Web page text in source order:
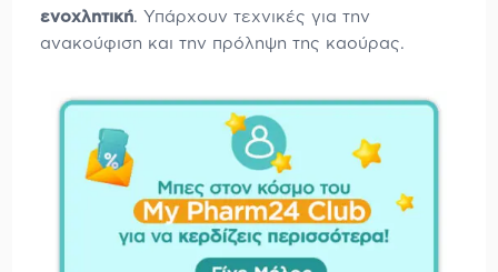
ενοχλητική. Υπάρχουν τεχνικές για την
ανακούφιση και την πρόληψη της καούρας.